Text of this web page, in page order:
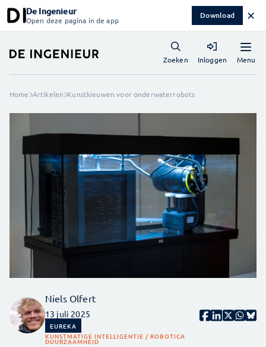
De Ingenieur
Open deze pagina in de app Download ✕
Menu
Zoeken Inloggen
Home Artikelen Kunstkieuwen voor onderwaterrobots
Niels Olfert
13 juli 2025
EUREKA
KUNSTMATIGE INTELLIGENTIE / ROBOTICA
DUURZAAMHEID